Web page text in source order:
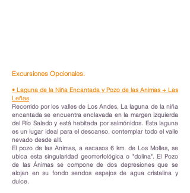
Excursiones Opcionales.
• Laguna de la Niña Encantada y Pozo de las Animas + Las
Leñas
Recorrido por los valles de Los Andes, La laguna de la niña
encantada se encuentra enclavada en la margen izquierda
del Río Salado y está habitada por salmónidos. Esta laguna
es un lugar ideal para el descanso, contemplar todo el valle
nevado desde allí.
El pozo de las Animas, a escasos 6 km. de Los Molles, se
ubica esta singularidad geomorfológica o "dolina". El Pozo
de las Ánimas se compone de dos depresiones que se
alojan en su fondo sendos espejos de agua cristalina y
dulce.